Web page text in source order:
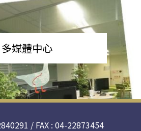
多媒體中心
/ FAX : 04-22873454